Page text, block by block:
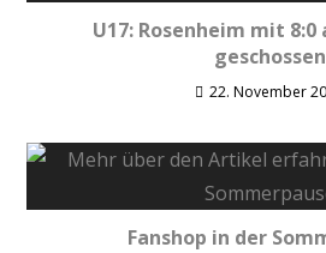
U17: Rosenheim mit 8:0
geschossen
22. November
Fanshop in der